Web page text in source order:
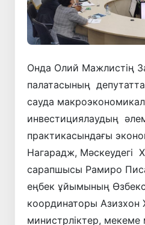
Онда Олий Мажлистің
палатасының
сауда
инвестициялаудың
практикасындағы
Нагарадж, Мәскеудегі
сарапшысы Рамиро
еңбек ұйымының
координаторы Азизхон
министрліктер,